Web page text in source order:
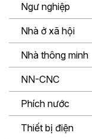
Ngư nghiệp
Nhà ở xã hội
Nhà thông minh
NN-CNC
Phích nước
Thiết bị điện